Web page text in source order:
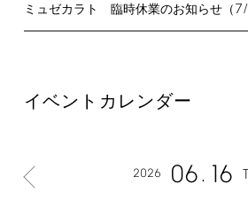
ミュゼカラト 臨時休業のお知らせ（
イベントカレンダー
2026 06 16